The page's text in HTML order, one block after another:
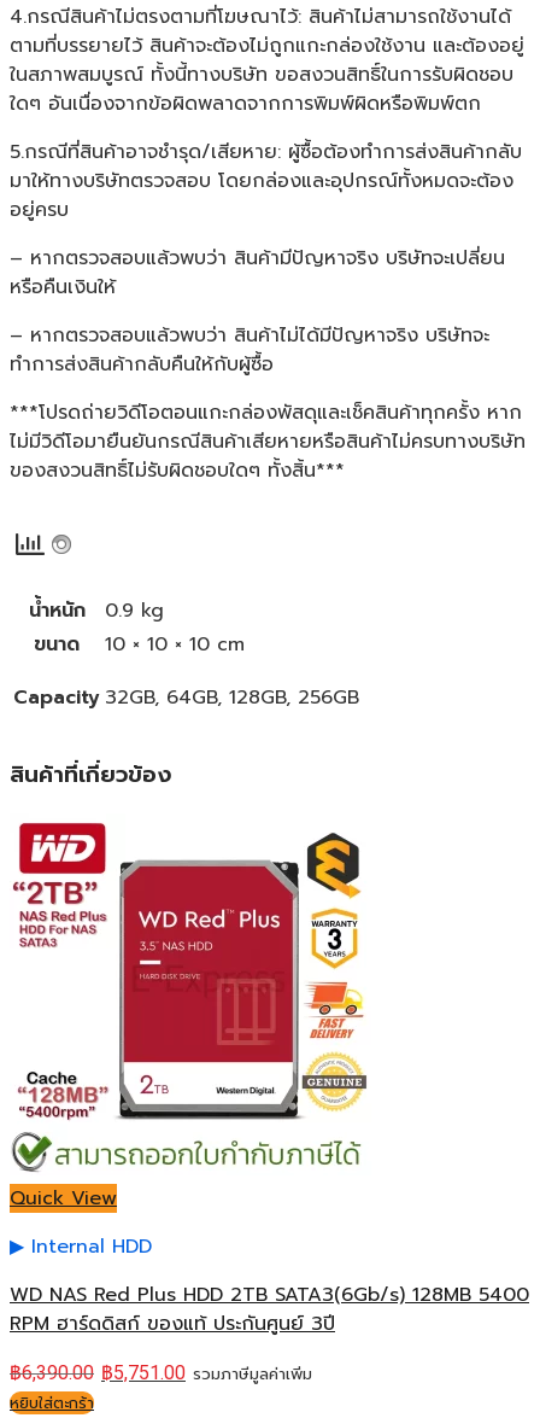
4.กรณีสินค้าไม่ตรงตามที่โฆษณาไว้: สินค้าไม่สามารถใช้งานได้
ตามที่บรรยายไว้ สินค้าจะต้องไม่ถูกแกะกล่องใช้งาน และต้องอยู่
ในสภาพสมบูรณ์ ทั้งนี้ทางบริษัท ขอสงวนสิทธิ์ในการรับผิดชอบ
ใดๆ อันเนื่องจากข้อผิดพลาดจากการพิมพ์ผิดหรือพิมพ์ตก
5.กรณีที่สินค้าอาจชำรุด/เสียหาย: ผู้ซื้อต้องทำการส่งสินค้ากลับ
มาให้ทางบริษัทตรวจสอบ โดยกล่องและอุปกรณ์ทั้งหมดจะต้อง
อยู่ครบ
– หากตรวจสอบแล้วพบว่า สินค้ามีปัญหาจริง บริษัทจะเปลี่ยน
หรือคืนเงินให้
– หากตรวจสอบแล้วพบว่า สินค้าไม่ได้มีปัญหาจริง บริษัทจะ
ทำการส่งสินค้ากลับคืนให้กับผู้ซื้อ
***โปรดถ่ายวิดีโอตอนแกะกล่องพัสดุและเช็คสินค้าทุกครั้ง หาก
ไม่มีวิดีโอมายืนยันกรณีสินค้าเสียหายหรือสินค้าไม่ครบทางบริษัท
ของสงวนสิทธิ์ไม่รับผิดชอบใดๆ ทั้งสิ้น***
น้ำหนัก
0.9 kg
ขนาด
10 × 10 × 10 cm
Capacity 32GB, 64GB, 128GB, 256GB
สินค้าที่เกี่ยวข้อง
Quick View
Internal HDD
WD NAS Red Plus HDD 2TB SATA3(6Gb/s) 128MB 5400
RPM ฮาร์ดดิสก์ ของแท้ ประกันศูนย์ 3ปี
฿6,390.00 ฿5,751.00 รวมภาษีมูลค่าเพิ่ม
หยิบใส่ตะกร้า